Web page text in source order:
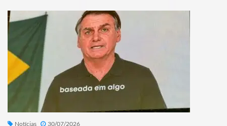
Notícias 30/07/2026